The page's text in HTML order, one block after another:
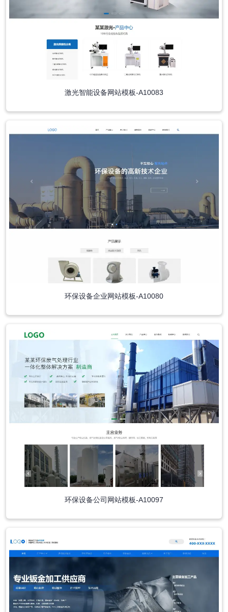
激光智能设备网站模板-A10083
环保设备企业网站模板-A10080
环保设备公司网站模板-A10097